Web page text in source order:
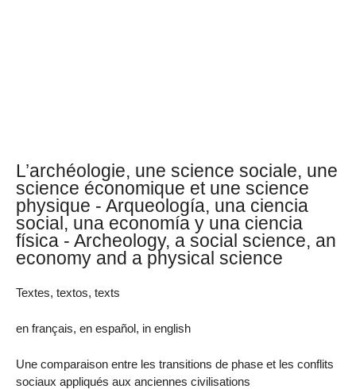
L’archéologie, une science sociale, une
science économique et une science
physique - Arqueología, una ciencia
social, una economía y una ciencia
física - Archeology, a social science, an
economy and a physical science
Textes, textos, texts
en français, en español, in english
Une comparaison entre les transitions de phase et les conflits
sociaux appliqués aux anciennes civilisations